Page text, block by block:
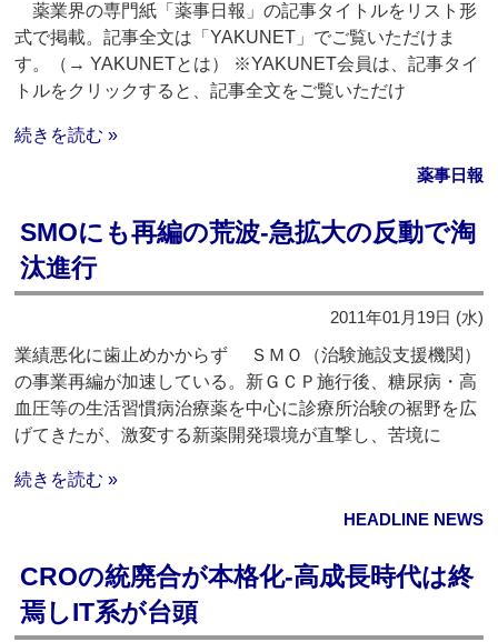
薬業界の専門紙「薬事日報」の記事タイトルをリスト形
式で掲載。記事全文は「YAKUNET」でご覧いただけま
す。（→ YAKUNETとは） ※YAKUNET会員は、記事タイ
トルをクリックすると、記事全文をご覧いただけ
続きを読む »
薬事日報
SMOにも再編の荒波‐急拡大の反動で淘
汰進行
2011年01月19日 (水)
業績悪化に歯止めかからず ＳＭＯ（治験施設支援機関）
の事業再編が加速している。新ＧＣＰ施行後、糖尿病・高
血圧等の生活習慣病治療薬を中心に診療所治験の裾野を広
げてきたが、激変する新薬開発環境が直撃し、苦境に
続きを読む »
HEADLINE NEWS
CROの統廃合が本格化‐高成長時代は終
焉しIT系が台頭